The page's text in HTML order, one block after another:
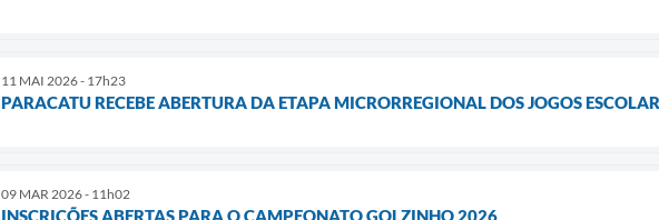
11 MAI 2026 - 17h23
PARACATU RECEBE ABERTURA DA ETAPA MICRORREGIONAL DOS JOGOS
09 MAR 2026 - 11h02
INSCRIÇÕES ABERTAS PARA O CAMPEONATO GOLZINHO 2026